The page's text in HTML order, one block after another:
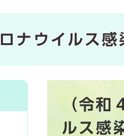
ナウイルス感
（令和
ルス感